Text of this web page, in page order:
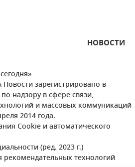
НОВОСТИ
зарегистрировано в
надзору в сфере связи,
и массовых коммуникаций
2014 года.
Cookie и автоматического
(ред. 2023 г.)
технологий